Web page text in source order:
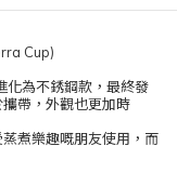
Cup)
化為不銹鋼款，最終發
帶，外觀也更加時
煮樂趣嘅朋友使用，而